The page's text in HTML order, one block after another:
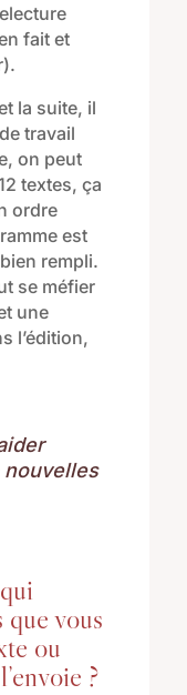
faitet
la suite, il
de travail
on peut
textes, ça
ordre
est
rempli.
se méfier
une
l’édition,
nouvelles
que vous
ou
?